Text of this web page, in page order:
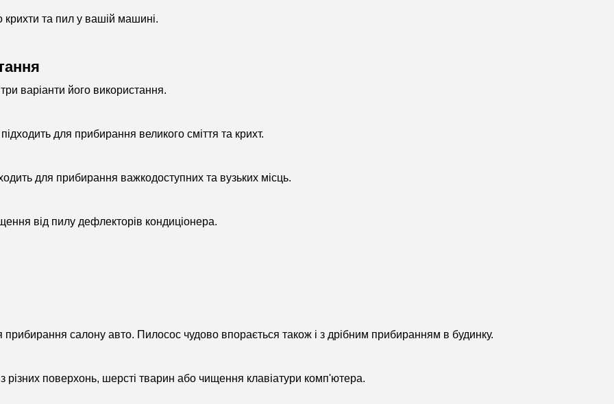
та пил у вашій машині.
варіанти його використання.
для прибирання великого сміття та крихт.
для прибирання важкодоступних та вузьких місць.
від пилу дефлекторів кондиціонера.
салону авто. Пилосос чудово впорається також і з дрібним прибиранням в будинку.
поверхонь, шерсті тварин або чищення клавіатури комп'ютера.